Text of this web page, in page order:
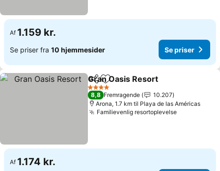
Af 1.159 kr.
Se priser fra 10 hjemmesider Se priser
Del Føj til favoritter
Gran Oasis Resort
4 Stjerner
8,8 Fremragende
10.207
Arona, 1.7 km til Playa de las Américas
Familievenlig resortoplevelseSe priser
Af 1.174 kr.